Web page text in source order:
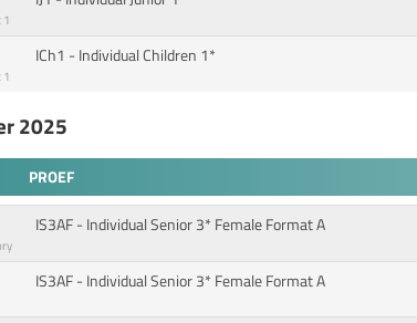
1
1
ICh1 - Individual Children 1*
2025
PROEF
IS3AF - Individual Senior 3* Female Format A
IS3AF - Individual Senior 3* Female Format A